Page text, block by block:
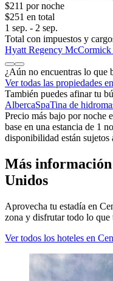
$211 por noche
$251 en total
1 sep. - 2 sep.
Total con impuestos y
Hyatt Regency McCormick
¿Aún no encuentras lo que
Ver todas las propiedades
También puedes afinar tu
AlbercaSpaTina de
Precio más bajo por noche
base en una estancia de 1
disponibilidad están
Más información
Unidos
Aprovecha tu estadía en
zona y disfrutar todo lo que
Ver todos los hoteles en